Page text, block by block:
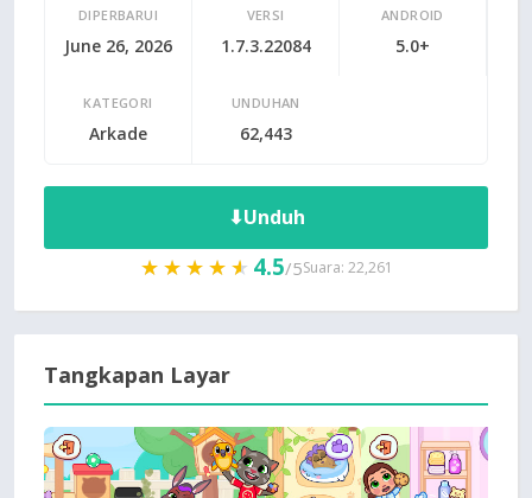
DIPERBARUI
June 26, 2026
VERSI
1.7.3.22084
ANDROID
5.0+
KATEGORI
Arkade
UNDUHAN
62,443
⬇Unduh
★★★★★
★★★★★ 4.5/5Suara: 22,261
Tangkapan Layar